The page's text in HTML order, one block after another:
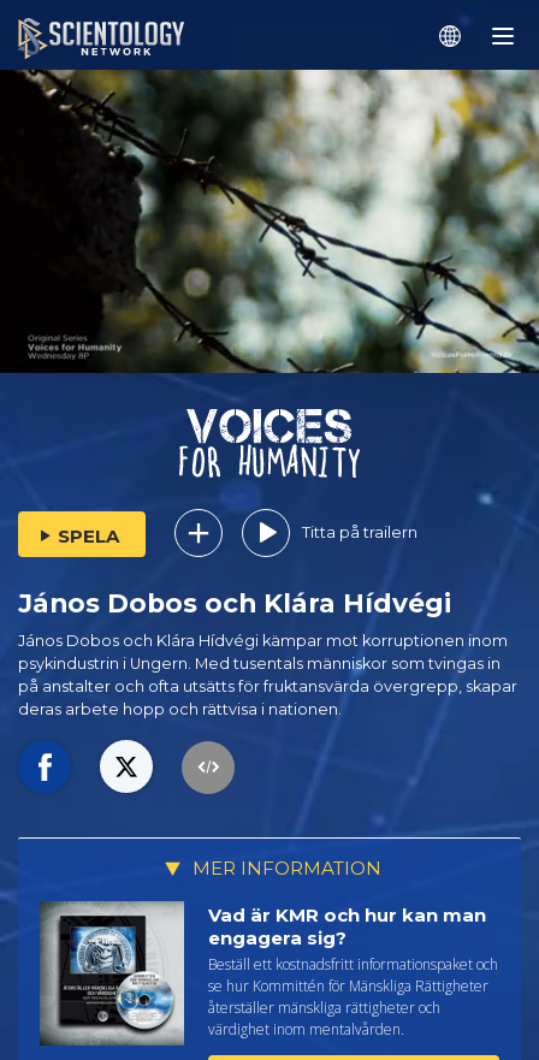
SPELA Titta på trailern
János Dobos och Klára Hídvégi
János Dobos och Klára Hídvégi kämpar mot korruptionen inom
psykindustrin i Ungern. Med tusentals människor som tvingas in
på anstalter och ofta utsätts för fruktansvärda övergrepp, skapar
deras arbete hopp och rättvisa i nationen.
MER INFORMATION
Vad är KMR och hur kan man
engagera sig?
Beställ ett kostnadsfritt informationspaket och
se hur Kommittén för Mänskliga Rättigheter
återställer mänskliga rättigheter och
värdighet inom mentalvården.